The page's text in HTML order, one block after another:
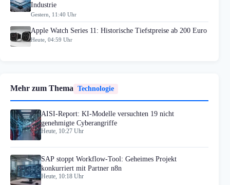
Industrie
Gestern, 11:40 Uhr
Apple Watch Series 11: Historische Tiefstpreise ab 200 Euro
Heute, 04:59 Uhr
Mehr zum Thema Technologie
AISI-Report: KI-Modelle versuchten 19 nicht
genehmigte Cyberangriffe
Heute, 10:27 Uhr
SAP stoppt Workflow-Tool: Geheimes Projekt
konkurriert mit Partner n8n
Heute, 10:18 Uhr